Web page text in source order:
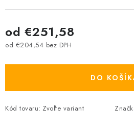
od €251,58
od €204,54 bez DPH
DO
Kód tovaru: Zvoľte variant